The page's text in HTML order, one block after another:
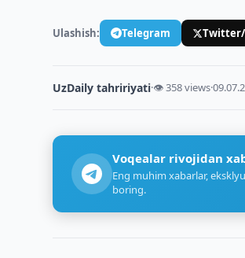
Ulashish: Telegram
UzDaily tahririyati·👁 358 views·
Voqealar rivojidan
Eng muhim xabarlar,
boring.